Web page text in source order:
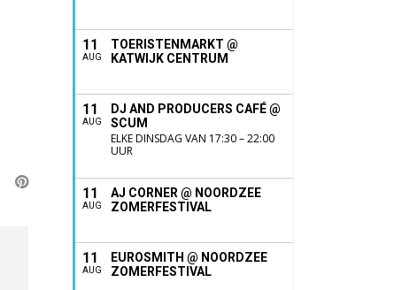
11
AUG
TOERISTENMARKT @
KATWIJK CENTRUM
11
AUG
DJ AND PRODUCERS CAFÉ @
SCUM
ELKE DINSDAG VAN 17:30 – 22:00
UUR
11
AUG
AJ CORNER @ NOORDZEE
ZOMERFESTIVAL
11
AUG
EUROSMITH @ NOORDZEE
ZOMERFESTIVAL